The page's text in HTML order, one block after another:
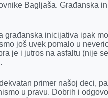
Bagljaša. Građanska
građanska inicijativa ipak
još uvek pomalo u
je i jutros na asfaltu (nije
primer našoj deci,
u pravu. Dobrih i